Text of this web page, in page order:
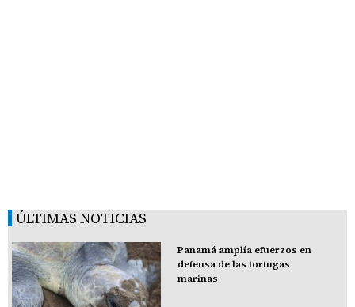
ÚLTIMAS NOTICIAS
Panamá amplía efuerzos en
defensa de las tortugas
marinas